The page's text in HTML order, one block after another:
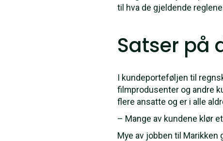
til hva de gjeldende
Satser på
I kundeporteføljen til
filmprodusenter og andre
flere ansatte og er i alle
– Mange av kundene klør
Mye av jobben til Marikken